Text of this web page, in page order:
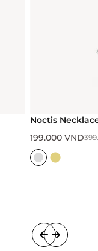
Noctis Necklace
199.000VND